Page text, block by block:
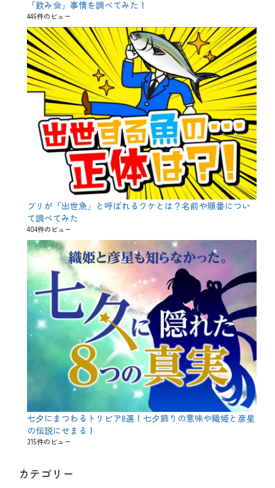
「飲み会」事情を調べてみた！
446件のビュー
ブリが「出世魚」と呼ばれるワケとは？名前や順番につい
て調べてみた
404件のビュー
七夕にまつわるトリビア8選！七夕飾りの意味や織姫と彦星
の伝説にせまる！
315件のビュー
カテゴリー